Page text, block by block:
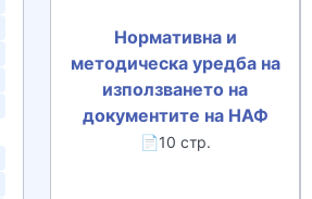
Нормативна и
методическа уредба на
използването на
документите на НАФ
📄10 стр.